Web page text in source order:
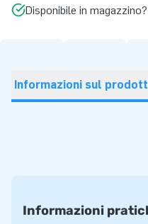
Disponibile in
Informazioni sul
Informazioni